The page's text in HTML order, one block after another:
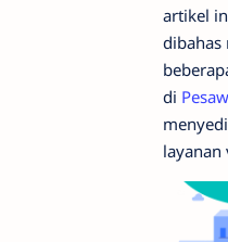
artikel
dibahas
di
layanan